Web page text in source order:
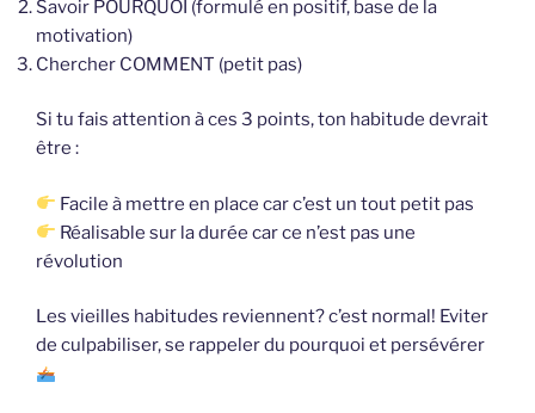
Savoir POURQUOI (formulé en positif, base de la
motivation)
Chercher COMMENT (petit pas)
Si tu fais attention à ces 3 points, ton habitude devrait
être :
Facile à mettre en place car c’est un tout petit pas
Réalisable sur la durée car ce n’est pas une
révolution
Les vieilles habitudes reviennent? c’est normal! Eviter
de culpabiliser, se rappeler du pourquoi et persévérer